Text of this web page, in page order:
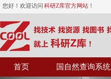
您好！欢迎访问 科研Z库官方网站 ！
首页 国自然查询系统